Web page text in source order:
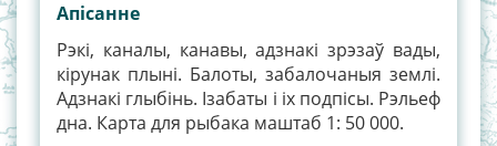
Апiсанне
Рэкі, каналы, канавы, адзнакі зрэзаў вады,
кірунак плыні. Балоты, забалочаныя землі.
Адзнакі глыбінь. Ізабаты і іх подпісы. Рэльеф
дна. Карта для рыбака маштаб 1: 50 000.